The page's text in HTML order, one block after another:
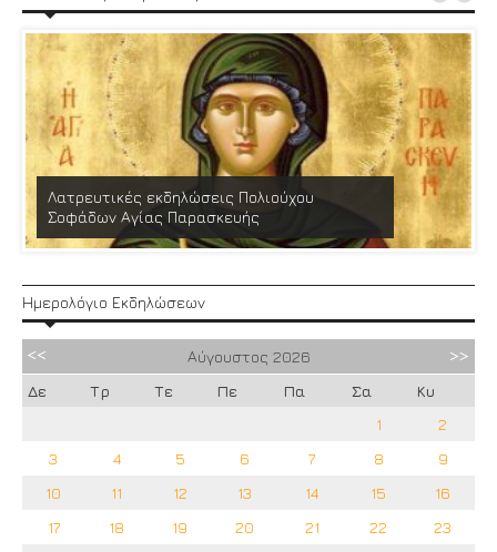
Λατρευτικές εκδηλώσεις Πολιούχου
Σοφάδων Αγίας Παρασκευής
Ημερολόγιο Εκδηλώσεων
Αύγουστος 2026
Δε
Τρ Τε Πε Πα Σα
Κυ
1
2
3
4 5 6 7 8
9
10
11 12 13 14 15
16
17
18 19 20 21 22 23